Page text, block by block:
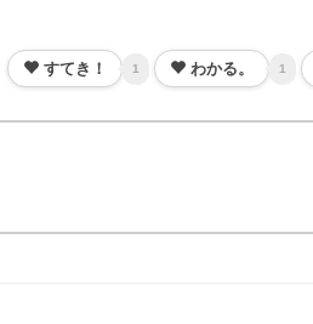
すてき！ 1 わかる。 1